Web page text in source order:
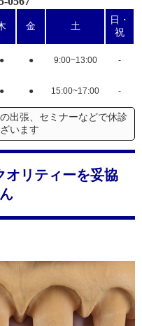
金 土
日・
祝
● ● 9:00~13:00 -
● ● 15:00~17:00 -
出張、セミナーなどで休診
います
オリティーを妥協